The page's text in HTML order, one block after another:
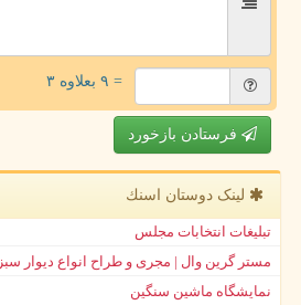
= ۹ بعلاوه ۳
فرستادن بازخورد
لینک دوستان اسنك
تبلیغات انتخابات مجلس
مستر گرین وال | مجری و طراح انواع دیوار سبز
نمایشگاه ماشین سنگین